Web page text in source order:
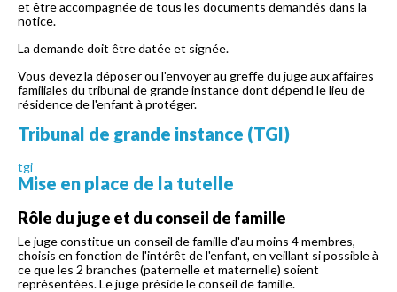
et être accompagnée de tous les documents demandés dans la
notice.
La demande doit être datée et signée.
Vous devez la déposer ou l'envoyer au greffe du juge aux affaires
familiales du tribunal de grande instance dont dépend le lieu de
résidence de l'enfant à protéger.
Tribunal de grande instance (TGI)
tgi
Mise en place de la tutelle
Rôle du juge et du conseil de famille
Le juge constitue un conseil de famille d'au moins 4 membres,
choisis en fonction de l'intérêt de l'enfant, en veillant si possible à
ce que les 2 branches (paternelle et maternelle) soient
représentées. Le juge préside le conseil de famille.